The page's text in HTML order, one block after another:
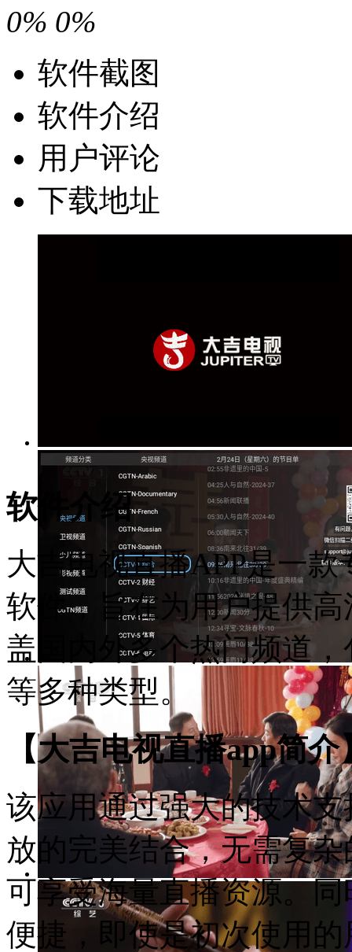
0% 0%
软件截图
软件介绍
用户评论
下载地址
软件介绍
大吉电视直播APP是一
软件，旨在为用户提供
盖国内外多个热门频道
等多种类型。
【大吉电视直播app简介
该应用通过强大的技术
放的完美结合，无需复
可享受海量直播资源。
便捷，即使是初次使用